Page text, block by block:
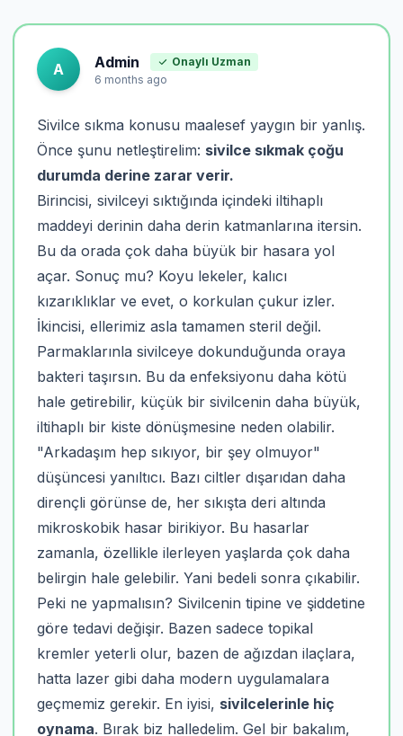
A Admin
Onaylı Uzman
6 months ago
Sivilce sıkma konusu maalesef yaygın bir yanlış.
Önce şunu netleştirelim: sivilce sıkmak çoğu
durumda derine zarar verir.
Birincisi, sivilceyi sıktığında içindeki iltihaplı
maddeyi derinin daha derin katmanlarına itersin.
Bu da orada çok daha büyük bir hasara yol
açar. Sonuç mu? Koyu lekeler, kalıcı
kızarıklıklar ve evet, o korkulan çukur izler.
İkincisi, ellerimiz asla tamamen steril değil.
Parmaklarınla sivilceye dokunduğunda oraya
bakteri taşırsın. Bu da enfeksiyonu daha kötü
hale getirebilir, küçük bir sivilcenin daha büyük,
iltihaplı bir kiste dönüşmesine neden olabilir.
"Arkadaşım hep sıkıyor, bir şey olmuyor"
düşüncesi yanıltıcı. Bazı ciltler dışarıdan daha
dirençli görünse de, her sıkışta deri altında
mikroskobik hasar birikiyor. Bu hasarlar
zamanla, özellikle ilerleyen yaşlarda çok daha
belirgin hale gelebilir. Yani bedeli sonra çıkabilir.
Peki ne yapmalısın? Sivilcenin tipine ve şiddetine
göre tedavi değişir. Bazen sadece topikal
kremler yeterli olur, bazen de ağızdan ilaçlara,
hatta lazer gibi daha modern uygulamalara
geçmemiz gerekir. En iyisi, sivilcelerinle hiç
oynama. Bırak biz halledelim. Gel bir bakalım,